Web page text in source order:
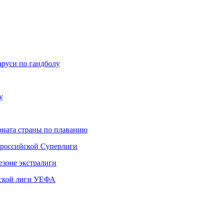
по гандболу
страны по плаванию
Суперлиги
экстралиги
лиги УЕФА